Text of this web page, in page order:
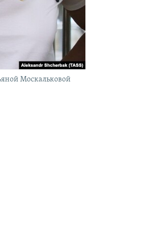
Москальковой